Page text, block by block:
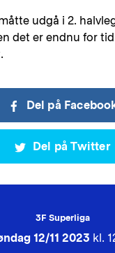
udgå i 2.
det er endnu for
Del på
Del på Twitter
3F Superliga
12/11 2023 kl.